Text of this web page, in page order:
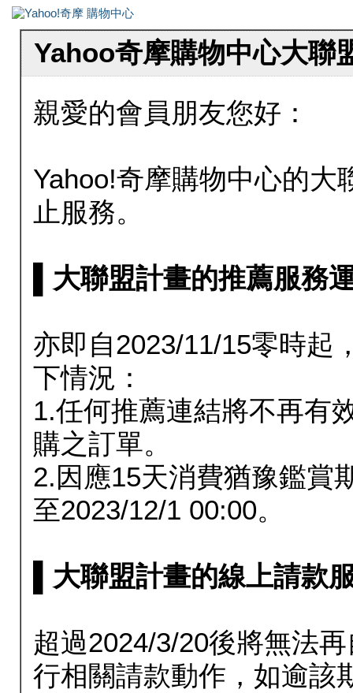
Yahoo奇摩購物中心大聯
親愛的會員朋友您好：
Yahoo!奇摩購物中心的大
止服務。
▌大聯盟計畫的推薦服務
亦即自2023/11/15零時起
下情況：
1.任何推薦連結將不再有
購之訂單。
2.因應15天消費猶豫鑑賞
至2023/12/1 00:00。
▌大聯盟計畫的線上請款
超過2024/3/20後將無法
行相關請款動作，如逾該